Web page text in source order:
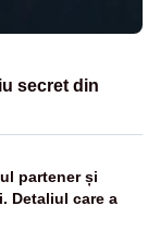
secret din
partener și
Detaliul care a